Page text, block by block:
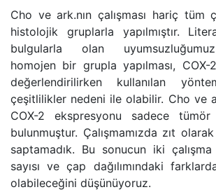
Cho ve ark.nın çalışması hariç tüm
histolojik gruplarla yapılmıştır.
bulgularla olan uyumsuzluğumuz
homojen bir grupla yapılması, COX-
değerlendirilirken kullanılan
çeşitlilikler nedeni ile olabilir. Cho ve
COX-2 ekspresyonu sadece
bulunmuştur. Çalışmamızda zıt
saptamadık. Bu sonucun iki
sayısı ve çap dağılımındaki
olabileceğini düşünüyoruz.